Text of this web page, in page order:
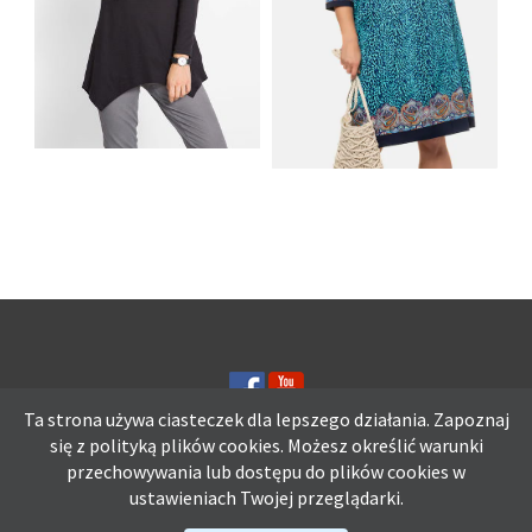
Ta strona używa ciasteczek dla lepszego działania. Zapoznaj się z
cookies.Możesz określić warunki przechowywania lub
Ta strona używa ciasteczek dla lepszego działania. Zapoznaj
się z polityką plikówcookies. Możesz określić warunki
przechowywania lub dostępu do plików cookies w
ustawieniach Twojej przeglądarki.